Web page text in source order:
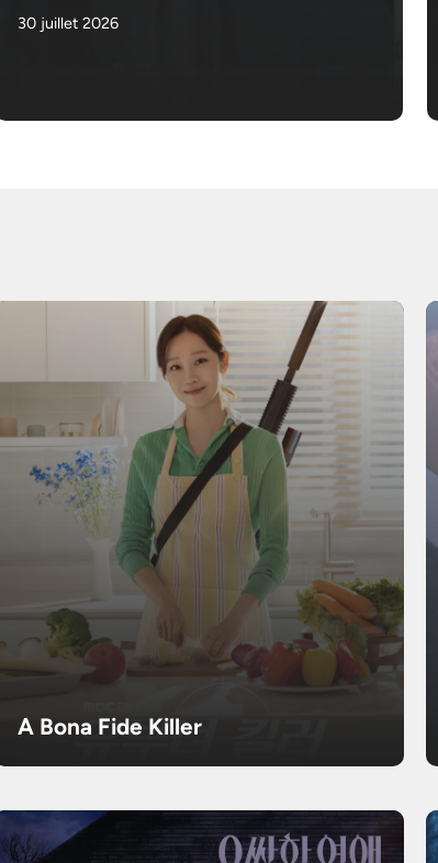
30 juillet 2026
A Bona Fide Killer